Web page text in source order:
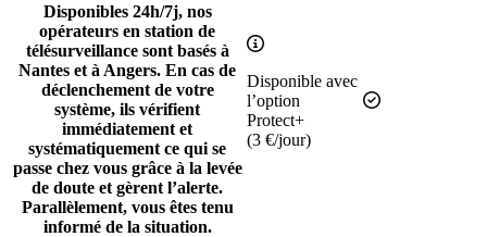
Disponibles 24h/7j, nos
opérateurs en station de
télésurveillance sont basés à
Nantes et à Angers. En cas de
déclenchement de votre
système, ils vérifient
immédiatement et
systématiquement ce qui se
passe chez vous grâce à la levée
de doute et gèrent l’alerte.
Parallèlement, vous êtes tenu
informé de la situation.
Inclus sous-condition
Disponible avec
l’option
Protect+
(3 €/jour)
Inclus